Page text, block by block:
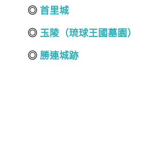
◎ 首里城
◎ 玉陵（琉球王國墓園）
◎ 勝連城跡